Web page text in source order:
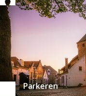
Parkeren